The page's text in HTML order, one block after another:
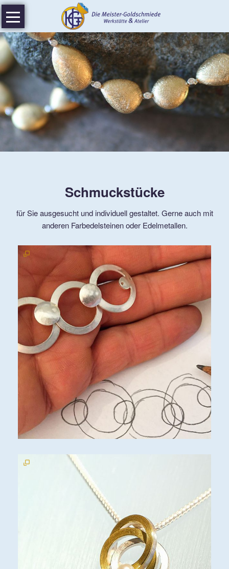
Navigation
überspringen
Home
Aktuelles
Werkstatt
Atelier
Trauring-
Spezial
Video
Meisterstück
Auszeichnungen
Kontakt
Schmuckstücke
für Sie ausgesucht und individuell gestaltet. Gerne auch mit
anderen Farbedelsteinen oder Edelmetallen.